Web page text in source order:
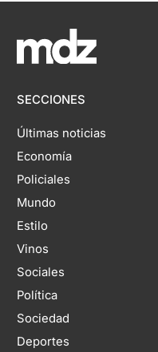
SECCIONES
Últimas noticias
Economía
Policiales
Mundo
Estilo
Vinos
Sociales
Política
Sociedad
Deportes